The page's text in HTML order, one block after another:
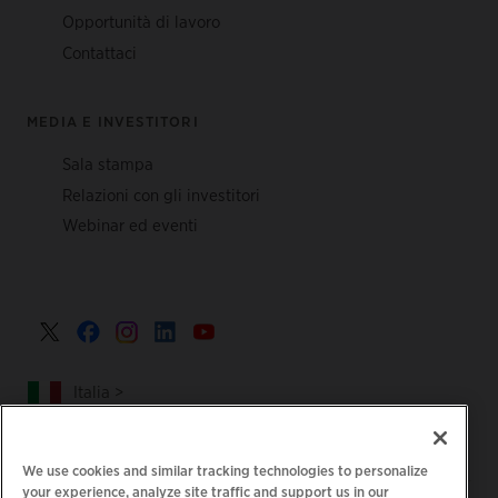
Opportunità di lavoro
Contattaci
MEDIA E INVESTITORI
Sala stampa
Relazioni con gli investitori
Webinar ed eventi
Italia >
We use cookies and similar tracking technologies to personalize
your experience, analyze site traffic and support us in our